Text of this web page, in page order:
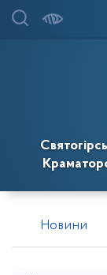
Новини